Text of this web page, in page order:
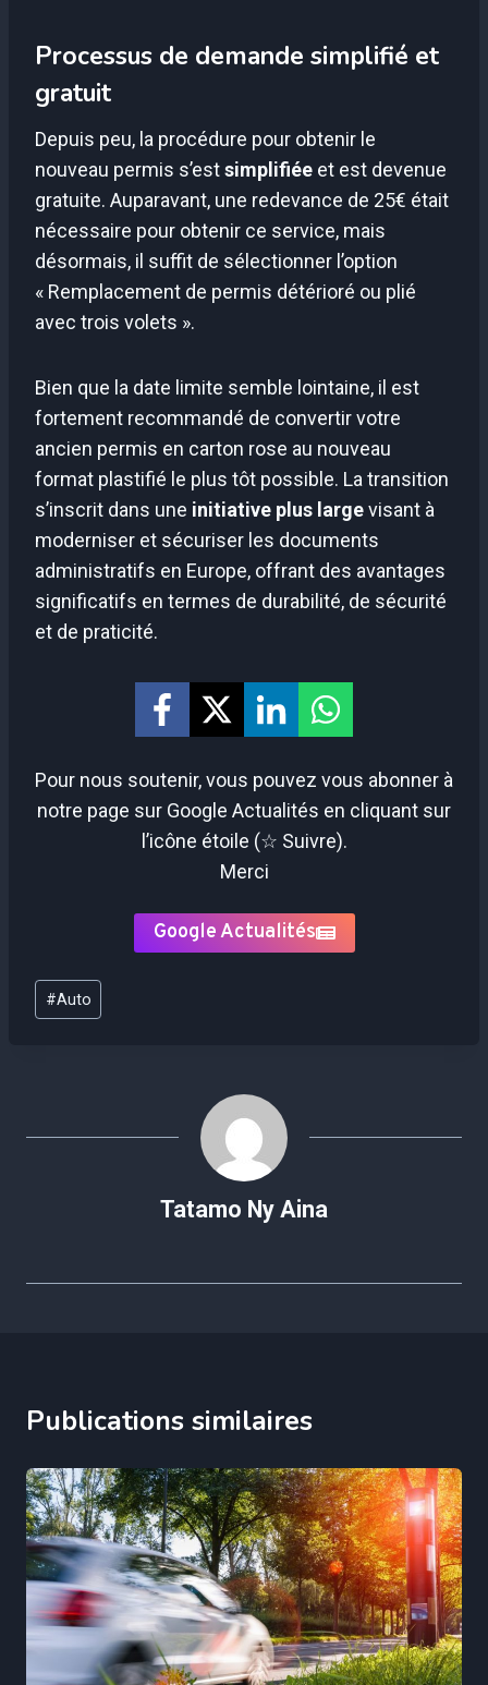
Processus de demande simplifié et
gratuit
Depuis peu, la procédure pour obtenir le
nouveau permis s’estsimplifiée et est devenue
gratuite. Auparavant, une redevance de 25€ était
nécessaire pour obtenir ce service, mais
désormais, il suffit de sélectionner l’option
« Remplacement de permis détérioré ou plié
avec trois volets ».
Bien que la date limite semble lointaine, il est
fortement recommandé de convertir votre
ancien permis en carton rose au nouveau
format plastifié le plus tôt possible. La transition
s’inscrit dans une initiative plus largevisant à
moderniser et sécuriser les documents
administratifs en Europe, offrant des avantages
significatifs en termes de durabilité, de sécurité
et de praticité.
Pour nous soutenir, vous pouvez vous abonner à
notre page sur Google Actualités en cliquant sur
l’icône étoile (☆ Suivre).
Merci
Google Actualités
Étiquettes
de
#Auto
Tatamo Ny Aina
Publications similaires